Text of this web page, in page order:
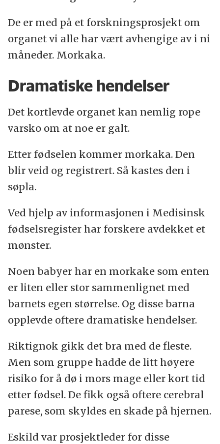
De er med på et forskningsprosjekt om
organet vi alle har vært avhengige av i ni
måneder. Morkaka.
Dramatiske hendelser
Det kortlevde organet kan nemlig rope
varsko om at noe er galt.
Etter fødselen kommer morkaka. Den
blir veid og registrert. Så kastes den i
søpla.
Ved hjelp av informasjonen i Medisinsk
fødselsregister har forskere avdekket et
mønster.
Noen babyer har en morkake som enten
er liten eller stor sammenlignet med
barnets egen størrelse. Og disse barna
opplevde oftere dramatiske hendelser.
Riktignok gikk det bra med de fleste.
Men som gruppe hadde de litt høyere
risiko for å dø i mors mage eller kort tid
etter fødsel. De fikk også oftere cerebral
parese, som skyldes en skade på hjernen.
Eskild var prosjektleder for disse